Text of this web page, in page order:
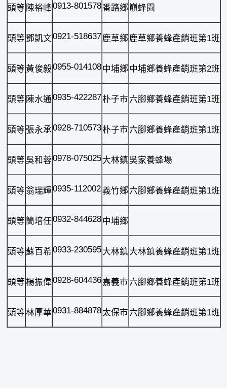
頭等 陳裕峰0913-801578番路鄉巔蜂園
頭等 鄧凱文0921-518637鹿草鄉 鹿草鄉養蜂產銷班第1班
頭等黃俊毅0955-014108中埔鄉 中埔鄉養蜂產銷班第2班
頭等 陳水通0935-422287朴子市 六腳鄉養蜂產銷班第1班
頭等 張永承0928-710573朴子市 六腳鄉養蜂產銷班第1班
頭等 吳和蓉0978-075025大林鎮吳家養蜂場
頭等翁瑞輝0935-112002義竹鄉 六腳鄉養蜂產銷班第1班
頭等簡培任0932-844628中埔鄉
頭等蘇百希0933-230595大林鎮大林鎮養蜂產銷班第1班
頭等楊振偉0928-604436嘉義市 六腳鄉養蜂產銷班第1班
頭等林厚華0931-884878太保市 六腳鄉養蜂產銷班第1班